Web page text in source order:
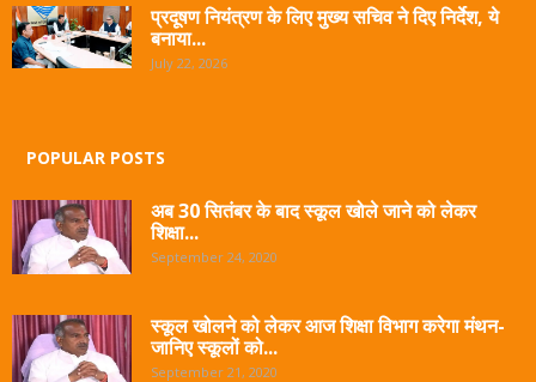
प्रदूषण नियंत्रण के लिए मुख्य सचिव ने दिए निर्देश, ये
बनाया...
July 22, 2026
POPULAR POSTS
अब 30 सितंबर के बाद स्कूल खोले जाने को लेकर
शिक्षा...
September 24, 2020
स्कूल खोलने को लेकर आज शिक्षा विभाग करेगा मंथन-
जानिए स्कूलों को...
September 21, 2020